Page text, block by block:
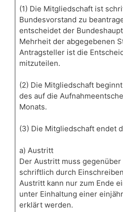
(1) Die Mitgliedschaft ist
Bundesvorstand zu
entscheidet der
Mehrheit der abgegebenen
Antragsteller ist die
mitzuteilen.
(2) Die Mitgliedschaft
des auf die
Monats.
(3) Die Mitgliedschaft endet
a) Austritt
Der Austritt muss
schriftlich durch
Austritt kann nur zum Ende
unter Einhaltung einer
erklärt werden.